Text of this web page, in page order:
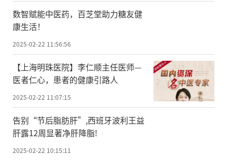
数智赋能中医药，百芝堂助力糖友健
康生活！
2025-02-22 11:56:56
【上海明珠医院】李仁顺主任医师—
医者仁心，患者的健康引路人
2025-02-22 11:07:15
告别“节后脂肪肝”,西班牙波利王益
肝露12周显著净肝降脂!
2025-02-22 10:15:11